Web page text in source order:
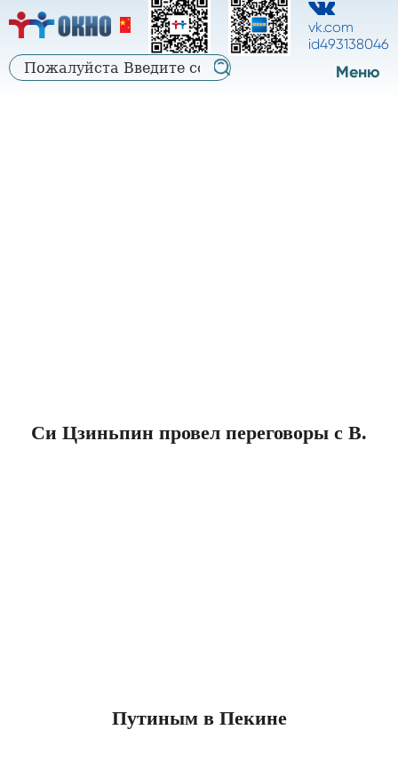
中
文
русский
中
文
vk.com
id493138046
Меню
Си Цзиньпин провел переговоры с В.
Путиным в Пекине